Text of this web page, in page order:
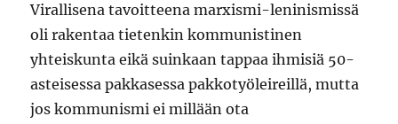
Virallisena tavoitteena marxismi-leninismissä
oli rakentaa tietenkin kommunistinen
yhteiskunta eikä suinkaan tappaa ihmisiä 50-
asteisessa pakkasessa pakkotyöleireillä, mutta
jos kommunismi ei millään ota